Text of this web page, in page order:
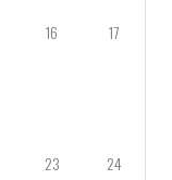
16 17
23 24